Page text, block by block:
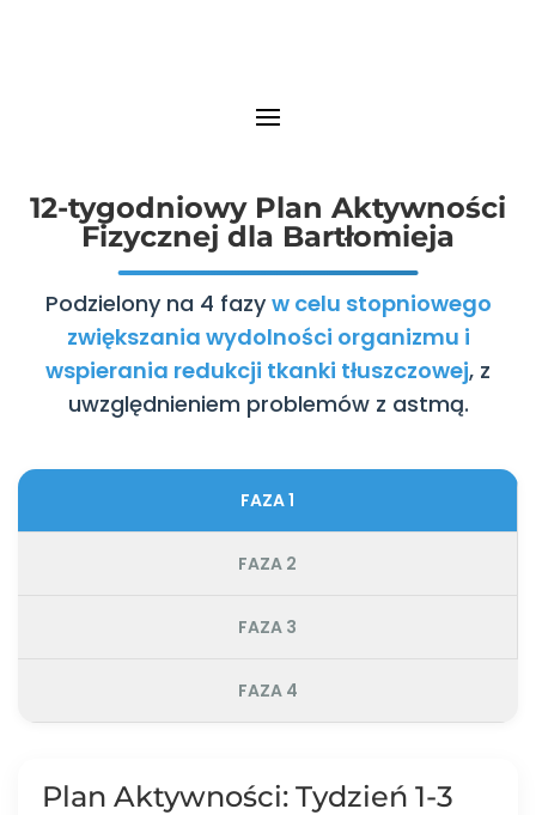
12-tygodniowy Plan Aktywności
Fizycznej dla Bartłomieja
Podzielony na 4 fazy w celu stopniowego
zwiększania wydolności organizmu i
wspierania redukcji tkanki tłuszczowej, z
uwzględnieniem problemów z astmą.
FAZA 1
FAZA 2
FAZA 3
FAZA 4
Plan Aktywności: Tydzień 1-3